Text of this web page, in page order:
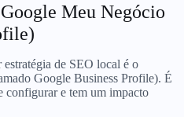
Meu Negócio
de SEO local é o
Google Business Profile). É
configurar e tem um impacto